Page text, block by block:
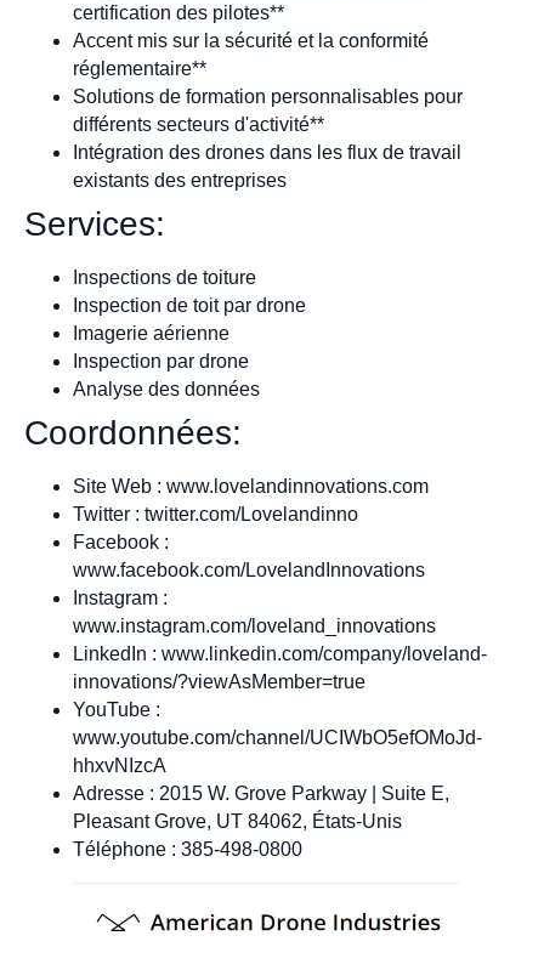
certification des pilotes**
Accent mis sur la sécurité et la conformité
réglementaire**
Solutions de formation personnalisables pour
différents secteurs d'activité**
Intégration des drones dans les flux de travail
existants des entreprises
Services:
Inspections de toiture
Inspection de toit par drone
Imagerie aérienne
Inspection par drone
Analyse des données
Coordonnées:
Site Web : www.lovelandinnovations.com
Twitter : twitter.com/Lovelandinno
Facebook :
www.facebook.com/LovelandInnovations
Instagram :
www.instagram.com/loveland_innovations
LinkedIn : www.linkedin.com/company/loveland-
innovations/?viewAsMember=true
YouTube :
www.youtube.com/channel/UCIWbO5efOMoJd-
hhxvNIzcA
Adresse : 2015 W. Grove Parkway | Suite E,
Pleasant Grove, UT 84062, États-Unis
Téléphone : 385-498-0800